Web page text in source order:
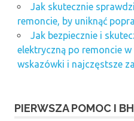
Jak skutecznie
remoncie, by uniknąć
Jak bezpiecznie i
elektryczną po remoncie
wskazówki i najczęstsze
PIERWSZA POMOC I